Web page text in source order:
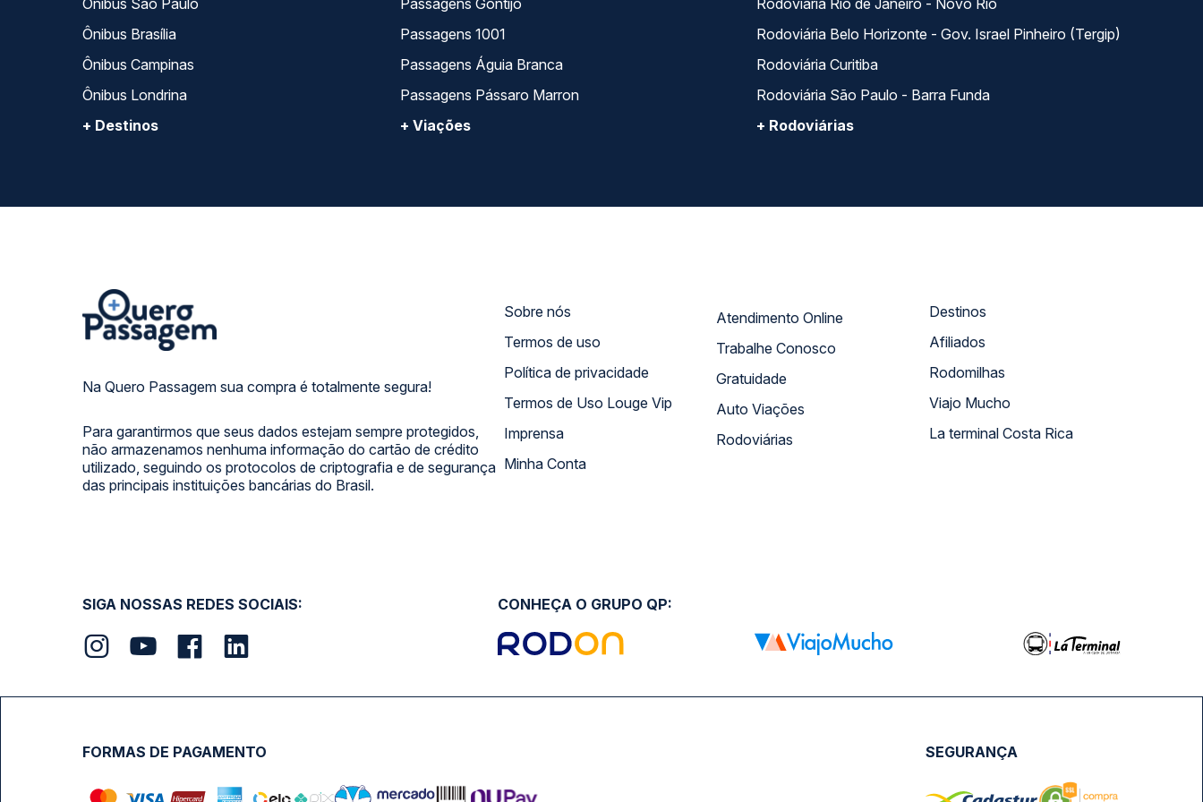
Ônibus São Paulo
Ônibus Brasília
Ônibus Campinas
Ônibus Londrina
+ Destinos
Passagens Gontijo
Passagens 1001
Passagens Águia Branca
Passagens Pássaro Marron
+ Viações
Rodoviária Rio de Janeiro - Novo Rio
Rodoviária Belo Horizonte - Gov. Israel Pinheiro (Tergip)
Rodoviária Curitiba
Rodoviária São Paulo - Barra Funda
+ Rodoviárias
Na Quero Passagem sua compra é totalmente segura!
Para garantirmos que seus dados estejam sempre protegidos,
não armazenamos nenhuma informação do cartão de crédito
utilizado, seguindo os protocolos de criptografia e de segurança
das principais instituições bancárias do Brasil.
Sobre nós
Termos de uso
Política de privacidade
Termos de Uso Louge Vip
Imprensa
Minha Conta
Atendimento Online
Trabalhe Conosco
Gratuidade
Auto Viações
Rodoviárias
Destinos
Afiliados
Rodomilhas
Viajo Mucho
La terminal Costa Rica
SIGA NOSSAS REDES SOCIAIS: CONHEÇA O GRUPO QP:
FORMAS DE PAGAMENTO SEGURANÇA